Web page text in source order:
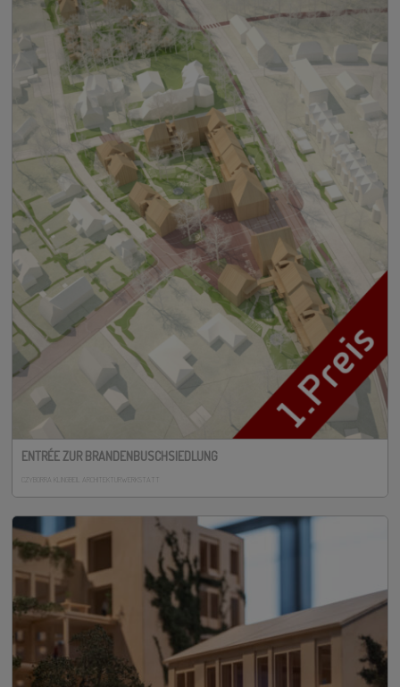
ENTRÉE ZUR BRANDENBUSCHSIEDLUNG
CZYBORRA KLINGBEIL ARCHITEKTURWERKSTATT